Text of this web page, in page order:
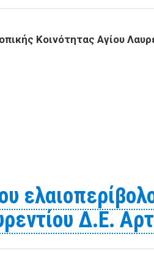
Κοινότητας Αγίου
της Τοπικής
Δ.Ε.